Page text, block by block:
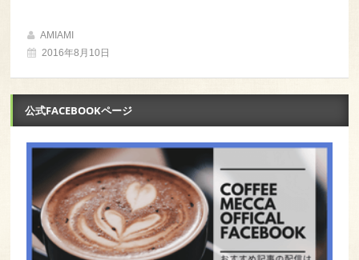
AMIAMI
2016年8月10日
公式FACEBOOKページ